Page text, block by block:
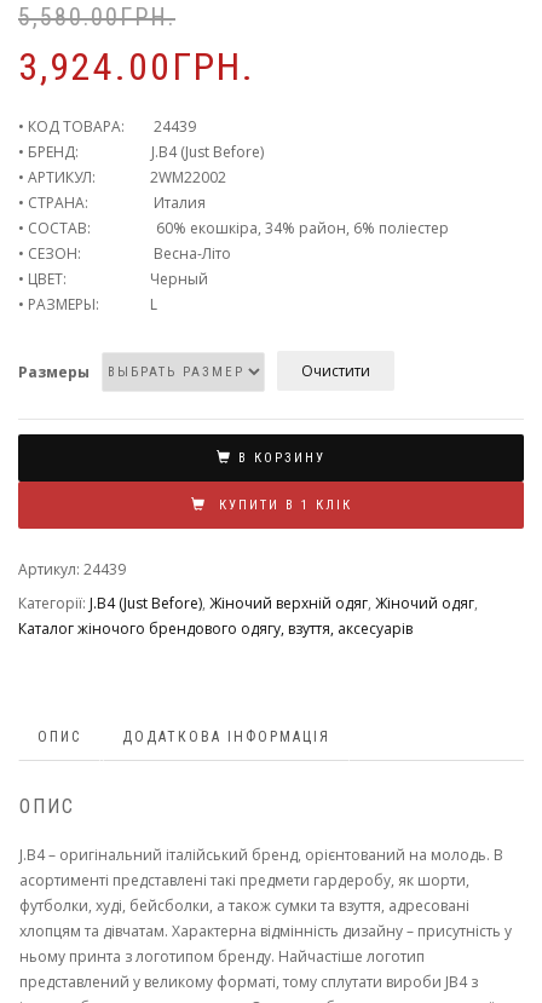
5,580.00ГРН.
3,924.00ГРН.
• КОД ТОВАРА: 24439
• БРЕНД: J.B4 (Just Before)
• АРТИКУЛ: 2WM22002
• СТРАНА: Италия
• СОСТАВ: 60% екошкіра, 34% район, 6% поліестер
• СЕЗОН: Весна-Літо
• ЦВЕТ: Черный
• РАЗМЕРЫ: L
Размеры Очистити
В КОРЗИНУ
КУПИТИ В 1 КЛІК
Артикул: 24439
Категорії: J.B4 (Just Before), Жіночий верхній одяг, Жіночий одяг,
Каталог жіночого брендового одягу, взуття, аксесуарів
ОПИС ДОДАТКОВА ІНФОРМАЦІЯ
ОПИС
J.B4 – оригінальний італійський бренд, орієнтований на молодь. В
асортименті представлені такі предмети гардеробу, як шорти,
футболки, худі, бейсболки, а також сумки та взуття, адресовані
хлопцям та дівчатам. Характерна відмінність дизайну – присутність у
ньому принта з логотипом бренду. Найчастіше логотип
представлений у великому форматі, тому сплутати вироби JB4 з